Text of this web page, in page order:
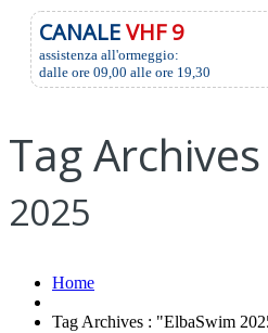
CANALEVHF 9
assistenza all'ormeggio:
dalle ore 09,00 alle ore 19,30
Tag Archives
2025
Home
Tag Archives : "ElbaSwim